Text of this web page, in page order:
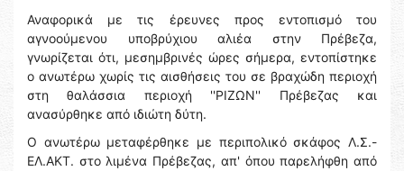
Αναφορικά με τις έρευνες προς εντοπισμό του
αγνοούμενου υποβρύχιου αλιέα στην Πρέβεζα,
γνωρίζεται ότι, μεσημβρινές ώρες σήμερα, εντοπίστηκε
ο ανωτέρω χωρίς τις αισθήσεις του σε βραχώδη περιοχή
στη θαλάσσια περιοχή ''ΡΙΖΩΝ'' Πρέβεζας και
ανασύρθηκε από ιδιώτη δύτη.
Ο ανωτέρω μεταφέρθηκε με περιπολικό σκάφος Λ.Σ.-
ΕΛ.ΑΚΤ. στο λιμένα Πρέβεζας, απ' όπου παρελήφθη από